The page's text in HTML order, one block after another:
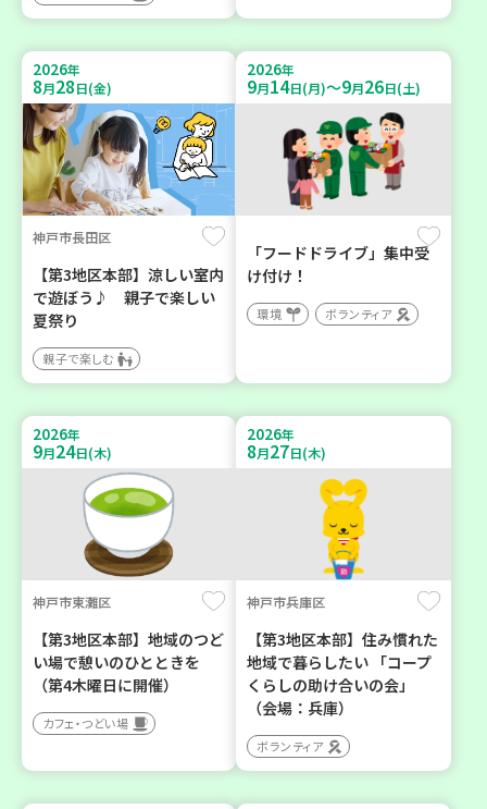
2026年
8月28日(金)
神戸市長田区
【第3地区本部】涼しい室内
で遊ぼう♪ 親子で楽しい
夏祭り
親子で楽しむ
2026年
9月14日(月)～9月26日(土)
「フードドライブ」集中受
け付け！
環境 ボランティア
2026年
9月24日(木)
神戸市東灘区
【第3地区本部】地域のつど
い場で憩いのひとときを
（第4木曜日に開催）
カフェ・つどい場
2026年
8月27日(木)
神戸市兵庫区
【第3地区本部】住み慣れた
地域で暮らしたい 「コープ
くらしの助け合いの会」
（会場：兵庫）
ボランティア